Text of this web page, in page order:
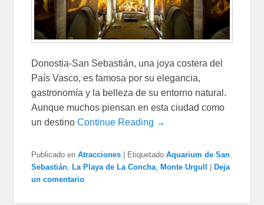
Donostia-San Sebastián, una joya costera del
País Vasco, es famosa por su elegancia,
gastronomía y la belleza de su entorno natural.
Aunque muchos piensan en esta ciudad como
un destinoContinue Reading →
Publicado en Atracciones | Etiquetado Aquarium de San
Sebastián ,La Playa de La Concha ,Monte Urgull |Deja
un comentario